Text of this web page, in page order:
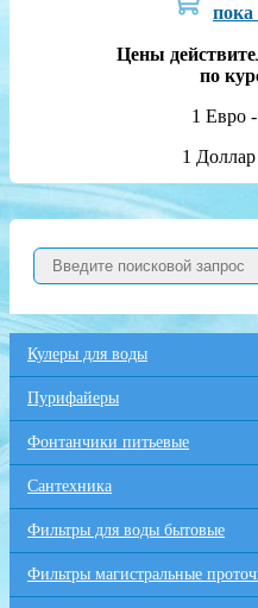
пока
Цены
по
1 Евро
1
Кулеры для воды
Пурифайеры
Фонтанчики питьевые
Сантехника
Фильтры для воды бытовые
Фильтры магистральные